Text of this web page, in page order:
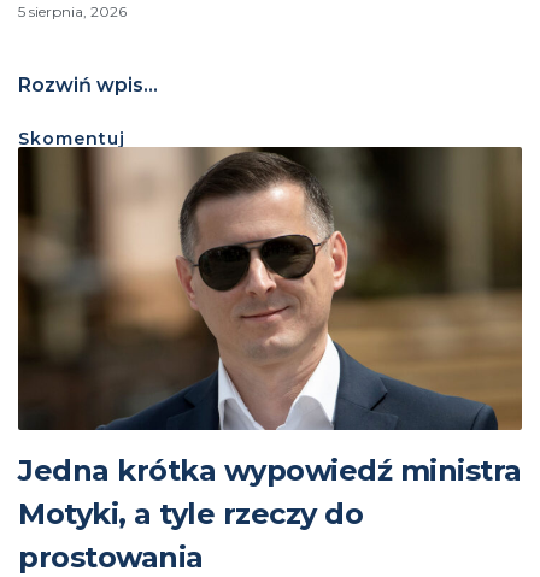
5 sierpnia, 2026
Rozwiń wpis...
Skomentuj
Jedna krótka wypowiedź ministra
Motyki, a tyle rzeczy do
prostowania